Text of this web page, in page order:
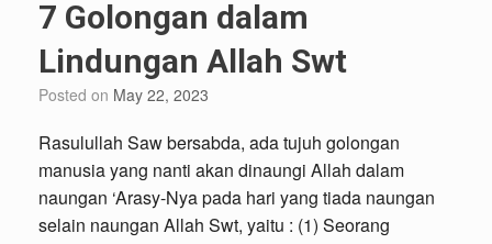
7 Golongan dalam
Lindungan Allah Swt
Posted on May 22, 2023
Rasulullah Saw bersabda, ada tujuh golongan
manusia yang nanti akan dinaungi Allah dalam
naungan ‘Arasy-Nya pada hari yang tiada naungan
selain naungan Allah Swt, yaitu : (1) Seorang